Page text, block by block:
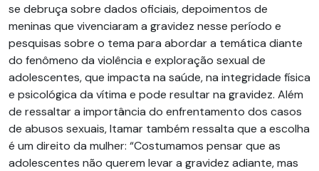
se debruça sobre dados oficiais, depoimentos de
meninas que vivenciaram a gravidez nesse período e
pesquisas sobre o tema para abordar a temática diante
do fenômeno da violência e exploração sexual de
adolescentes, que impacta na saúde, na integridade física
e psicológica da vítima e pode resultar na gravidez. Além
de ressaltar a importância do enfrentamento dos casos
de abusos sexuais, Itamar também ressalta que a escolha
é um direito da mulher: “Costumamos pensar que as
adolescentes não querem levar a gravidez adiante, mas